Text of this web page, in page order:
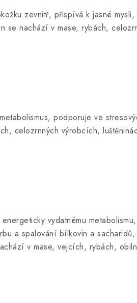
zevnitř, přispívá k jasné
se nachází v mase, rybách,
podporuje ve
celozrnných výrobcích,
vydatnému
a spalování bílkovin a
v mase, vejcích, rybách,